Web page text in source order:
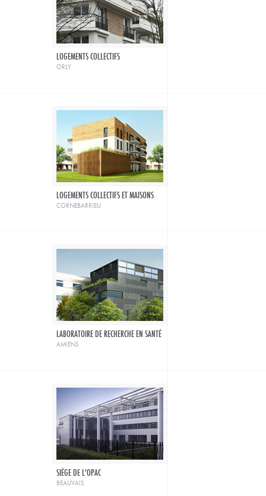
LOGEMENTS COLLECTIFS
orly
LOGEMENTS COLLECTIFS ET MAISONS
cornebarrieu
LABORATOIRE DE RECHERCHE EN SANTÉ
amiens
SIÉGE DE L'OPAC
beauvais